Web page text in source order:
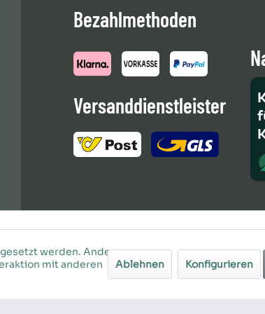
Bezahlmethoden
Versanddienstleister
werden. Andere
mit anderen
Ablehnen Konfigurieren